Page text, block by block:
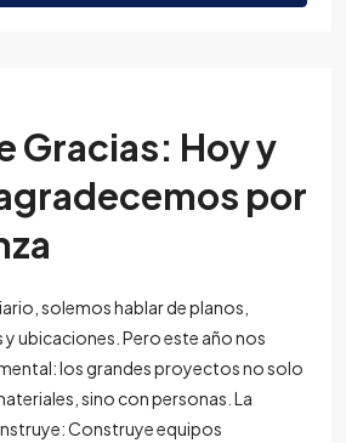
Gracias: Hoy y
por
solemos hablar de planos,
ubicaciones. Pero este año nos
los grandes proyectos no solo
sino con personas. La
Construye equipos